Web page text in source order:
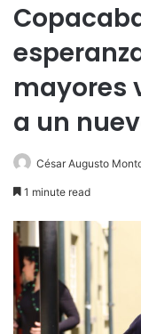
mayores
a un
César Augusto
1 minute read